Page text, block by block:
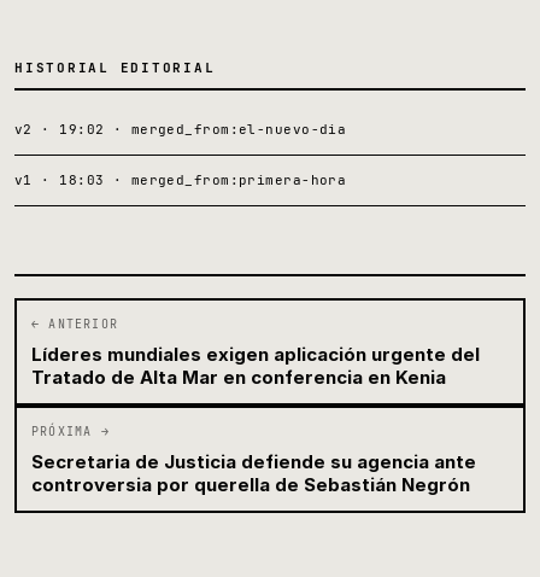
HISTORIAL EDITORIAL
v2 · 19:02 · merged_from:el-nuevo-dia
v1 · 18:03 · merged_from:primera-hora
← ANTERIOR
Líderes mundiales exigen aplicación urgente del
Tratado de Alta Mar en conferencia en Kenia
PRÓXIMA →
Secretaria de Justicia defiende su agencia ante
controversia por querella de Sebastián Negrón